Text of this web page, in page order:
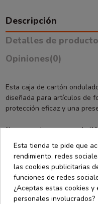
Descripción
Detalles de producto
Opiniones(0)
Esta caja de cartón
diseñada para artículos de
protección eficaz y una
Con unas dimensiones de
botellas, accesorios,
promocionales y otros
Su estructura de cartón
resistencia frente a golpes
transporte, ayudando a
Esta tienda te pide que
rendimiento, redes
las cookies publicitarias
funciones de redes
¿Aceptas estas cookies
personales involucrados?